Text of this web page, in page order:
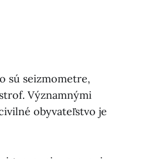
sú seizmometre,
Významnými
obyvateľstvo je